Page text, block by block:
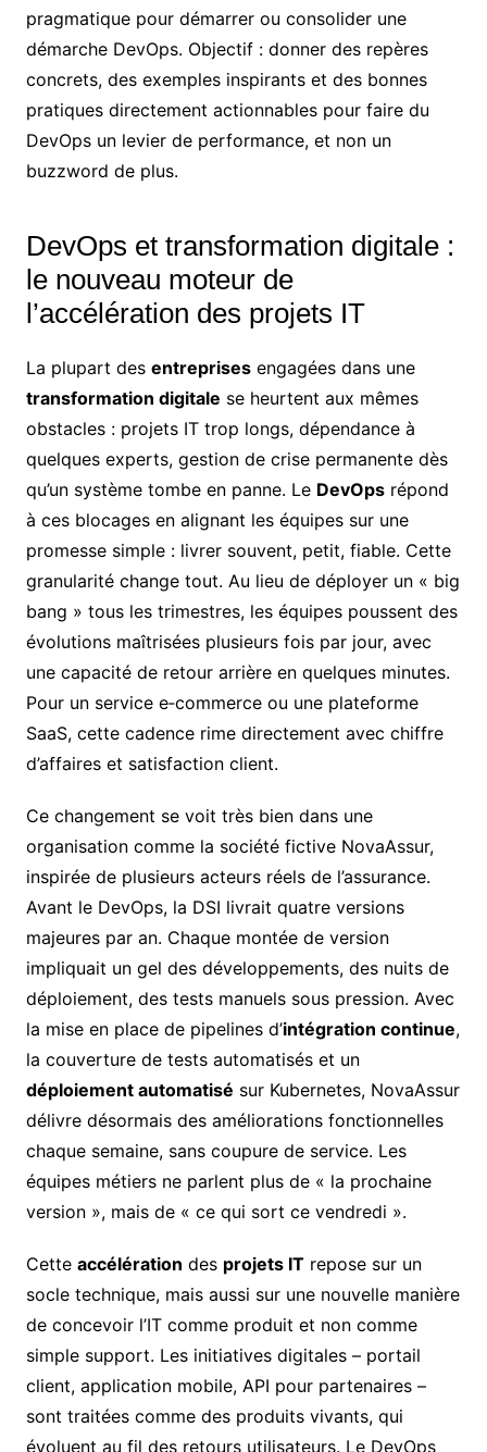
pragmatique pour démarrer ou consolider une
démarche DevOps. Objectif : donner des repères
concrets, des exemples inspirants et des bonnes
pratiques directement actionnables pour faire du
DevOps un levier de performance, et non un
buzzword de plus.
DevOps et transformation digitale :
le nouveau moteur de
l’accélération des projets IT
La plupart des entreprisesengagées dans une
transformation digitale se heurtent aux mêmes
obstacles : projets IT trop longs, dépendance à
quelques experts, gestion de crise permanente dès
qu’un système tombe en panne. Le DevOpsrépond
à ces blocages en alignant les équipes sur une
promesse simple : livrer souvent, petit, fiable. Cette
granularité change tout. Au lieu de déployer un « big
bang » tous les trimestres, les équipes poussent des
évolutions maîtrisées plusieurs fois par jour, avec
une capacité de retour arrière en quelques minutes.
Pour un service e‑commerce ou une plateforme
SaaS, cette cadence rime directement avec chiffre
d’affaires et satisfaction client.
Ce changement se voit très bien dans une
organisation comme la société fictive NovaAssur,
inspirée de plusieurs acteurs réels de l’assurance.
Avant le DevOps, la DSI livrait quatre versions
majeures par an. Chaque montée de version
impliquait un gel des développements, des nuits de
déploiement, des tests manuels sous pression. Avec
la mise en place de pipelines d’intégration continue,
la couverture de tests automatisés et un
déploiement automatisé sur Kubernetes, NovaAssur
délivre désormais des améliorations fonctionnelles
chaque semaine, sans coupure de service. Les
équipes métiers ne parlent plus de « la prochaine
version », mais de « ce qui sort ce vendredi ».
Cette accélération des projets ITrepose sur un
socle technique, mais aussi sur une nouvelle manière
de concevoir l’IT comme produit et non comme
simple support. Les initiatives digitales – portail
client, application mobile, API pour partenaires –
sont traitées comme des produits vivants, qui
évoluent au fil des retours utilisateurs. Le DevOps